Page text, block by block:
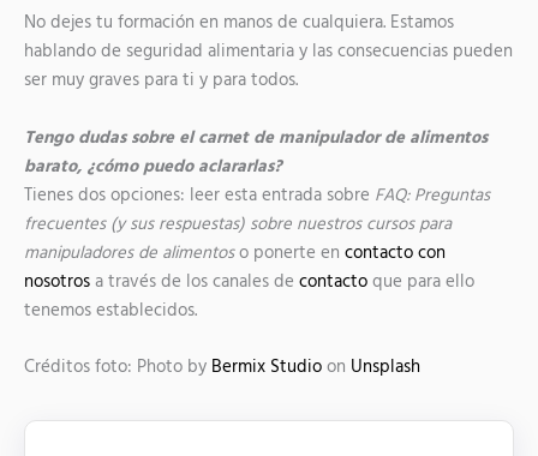
No dejes tu formación en manos de cualquiera. Estamos
hablando de seguridad alimentaria y las consecuencias pueden
ser muy graves para ti y para todos.
Tengo dudas sobre el carnet de manipulador de alimentos
barato, ¿cómo puedo aclararlas?
Tienes dos opciones: leer esta entrada sobre FAQ: Preguntas
frecuentes (y sus respuestas) sobre nuestros cursos para
manipuladores de alimentoso ponerte en contacto con
nosotros a través de los canales de contacto que para ello
tenemos establecidos.
Créditos foto: Photo by Bermix Studio on Unsplash